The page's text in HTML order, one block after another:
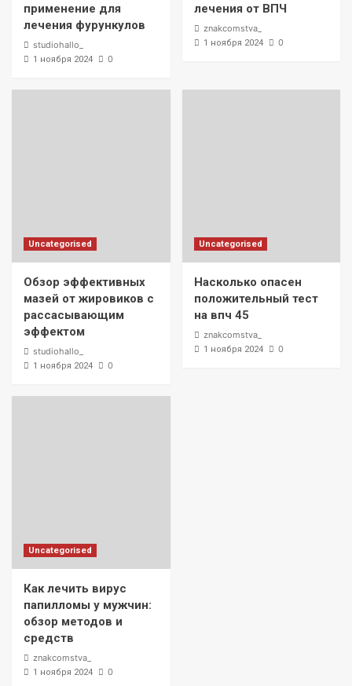
применение для
лечения фурункулов
studiohallo_
1 ноября 2024 0
лечения от ВПЧ
znakcomstva_
1 ноября 2024 0
Uncategorised
Обзор эффективных
мазей от жировиков с
рассасывающим
эффектом
studiohallo_
1 ноября 2024 0
Uncategorised
Насколько опасен
положительный тест
на впч 45
znakcomstva_
1 ноября 2024 0
Uncategorised
Как лечить вирус
папилломы у мужчин:
обзор методов и
средств
znakcomstva_
1 ноября 2024 0